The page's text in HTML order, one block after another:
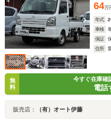
64万
年式
車検
保証
住所
無
料
今すぐ在庫確
電話
販売店： （有）オート伊藤